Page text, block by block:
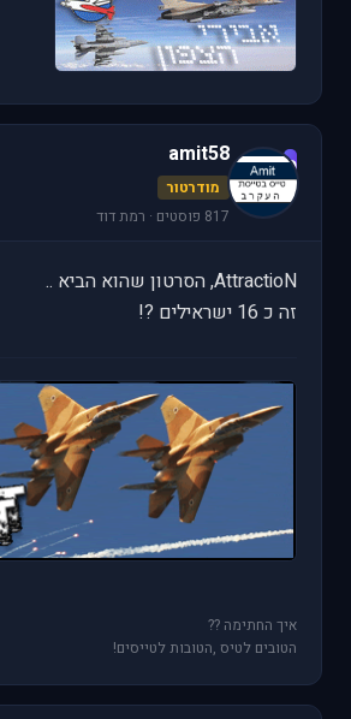
a
amit58
מודרטור
817 פוסטים · רמת דוד
AttractioN, הסרטון שהוא הביא ..
זה כ 16 ישראילים ?!
איך החתימה ??
הטובים לטיס ,הטובות לטייסים!